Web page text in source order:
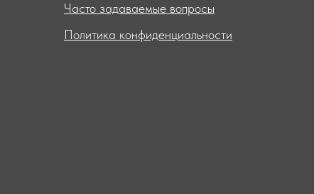
Часто задаваемые вопросы
Политика конфиденциальности